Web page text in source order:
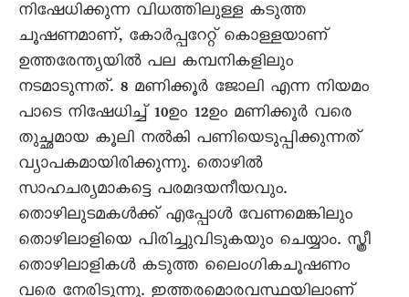
നിഷേധിക്കുന്ന വിധത്തിലുള്ള കടുത്ത
ചൂഷണമാണ്, കോർപ്പറേറ്റ് കൊള്ളയാണ്
ഉത്തരേന്ത്യയിൽ പല കമ്പനികളിലും
നടമാടുന്നത്. 8 മണിക്കൂർ ജോലി എന്ന നിയമം
പാടെ നിഷേധിച്ച് 10ഉം 12ഉം മണിക്കൂർ വരെ
തുച്ഛമായ കൂലി നൽകി പണിയെടുപ്പിക്കുന്നത്
വ്യാപകമായിരിക്കുന്നു. തൊഴിൽ
സാഹചര്യമാകട്ടെ പരമദയനീയവും.
തൊഴിലുടമകൾക്ക് എപ്പോൾ വേണമെങ്കിലും
തൊഴിലാളിയെ പിരിച്ചുവിടുകയും ചെയ്യാം. സ്ത്രീ
തൊഴിലാളികൾ കടുത്ത ലെെംഗികചൂഷണം